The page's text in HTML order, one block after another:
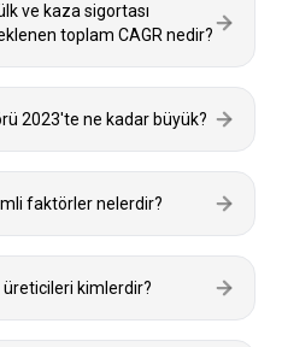
ve kaza sigortası
toplam CAGR nedir?
2023'te ne kadar büyük?
faktörler nelerdir?
üreticileri kimlerdir?